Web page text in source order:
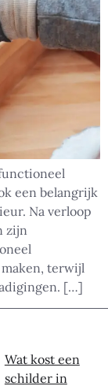
een belangrijk
Na verloop
zijn
terwijl
[…]
Wat kost een
schilder in